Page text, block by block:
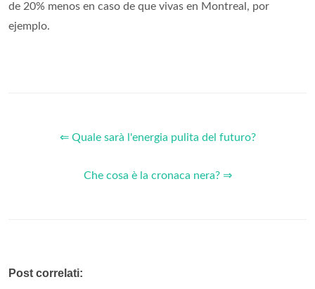
de 20% menos en caso de que vivas en Montreal, por
ejemplo.
⇐ Quale sarà l'energia pulita del futuro?
Che cosa è la cronaca nera? ⇒
Post correlati: